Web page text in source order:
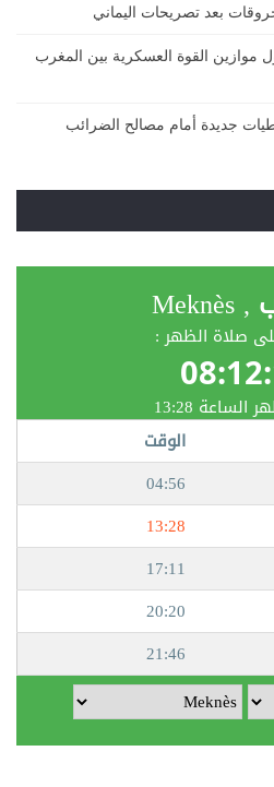
بعد تصريحات اليماني
موازين القوة العسكرية بين المغرب
جديدة أمام مصالح الضرائب